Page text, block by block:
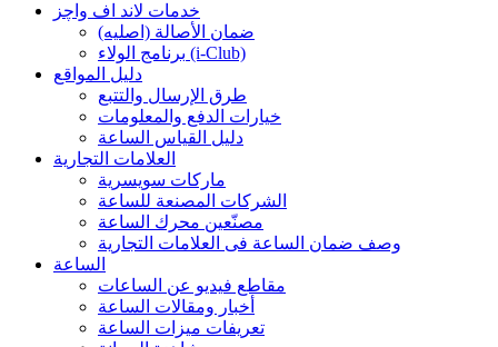
خدمات لاند اف واچز
ضمان الأصالة (اصلیه)
برنامج الولاء (i-Club)
دليل المواقع
طرق الإرسال والتتبع
خيارات الدفع والمعلومات
دليل القياس الساعة
العلامات التجارية
ماركات سويسرية
الشركات المصنعة للساعة
مصنّعين محرك الساعة
وصف ضمان الساعة فی العلامات التجارية
الساعة
مقاطع فيديو عن الساعات
أخبار ومقالات الساعة
تعريفات ميزات الساعة